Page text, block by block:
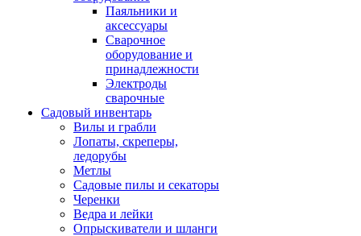
Паяльники и
аксессуары
Сварочное
оборудование и
принадлежности
Электроды
сварочные
Садовый инвентарь
Вилы и грабли
Лопаты, скреперы,
ледорубы
Метлы
Садовые пилы и секаторы
Черенки
Ведра и лейки
Опрыскиватели и шланги